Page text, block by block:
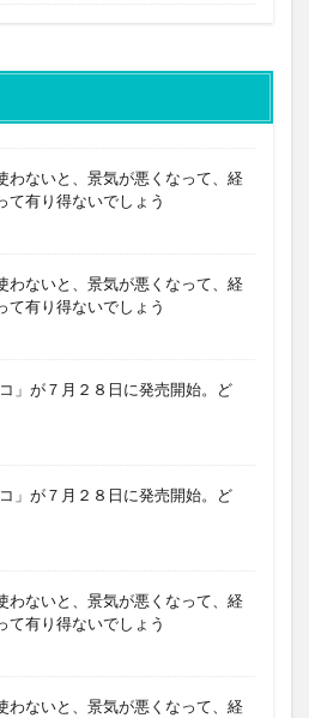
わないと、景気が悪くなって、経
て有り得ないでしょう
わないと、景気が悪くなって、経
て有り得ないでしょう
」が７月２８日に発売開始。ど
」が７月２８日に発売開始。ど
わないと、景気が悪くなって、経
て有り得ないでしょう
わないと、景気が悪くなって、経